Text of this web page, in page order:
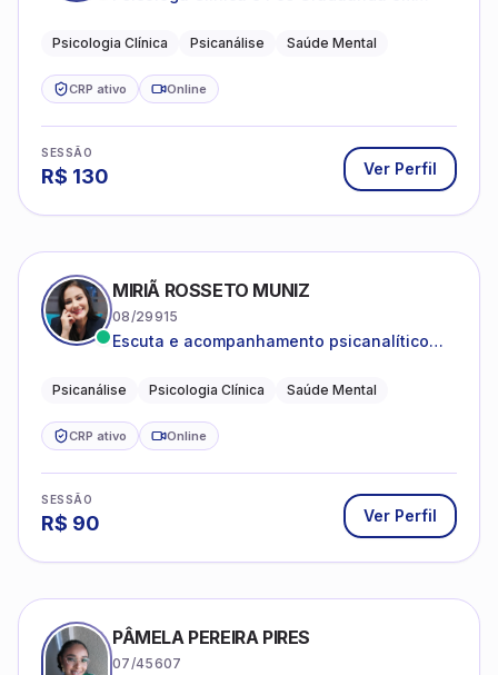
Psicologia Clínica Psicanálise Saúde Mental
CRP ativo Online
SESSÃO
R$ 130 Ver Perfil
MIRIÃ ROSSETO MUNIZ
08/29915
Escuta e acompanhamento psicanalítico
Psicanálise Psicologia Clínica Saúde Mental
CRP ativo Online
SESSÃO
R$ 90 Ver Perfil
PÂMELA PEREIRA PIRES
07/45607